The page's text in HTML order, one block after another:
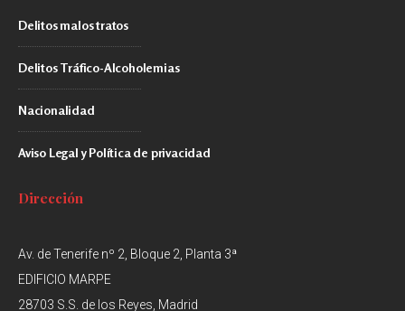
Delitos malos tratos
Delitos Tráfico-Alcoholemias
Nacionalidad
Aviso Legal y Política de privacidad
Dirección
Av. de Tenerife nº 2, Bloque 2, Planta 3ª
EDIFICIO MARPE
28703 S.S. de los Reyes, Madrid